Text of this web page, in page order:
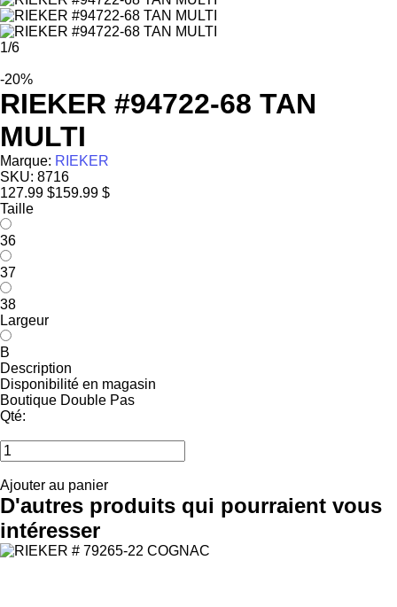
1/6
-20%
RIEKER #94722-68 TAN
MULTI
Marque: RIEKER
SKU: 8716
127.99 $159.99 $
Taille
36
37
38
Largeur
B
Description
Disponibilité en magasin
Boutique Double Pas
Qté:
Ajouter au panier
D'autres produits qui pourraient vous
intéresser